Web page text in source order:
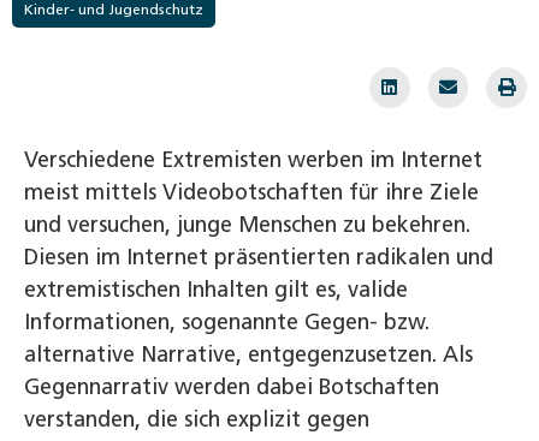
Kinder- und Jugendschutz
Verschiedene Extremisten werben im Internet
meist mittels Videobotschaften für ihre Ziele
und versuchen, junge Menschen zu bekehren.
Diesen im Internet präsentierten radikalen und
extremistischen Inhalten gilt es, valide
Informationen, sogenannte Gegen- bzw.
alternative Narrative, entgegenzusetzen. Als
Gegennarrativ werden dabei Botschaften
verstanden, die sich explizit gegen